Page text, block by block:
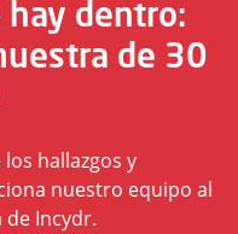
hay dentro:
de 30
hallazgos y
nuestro equipo al
Incydr.